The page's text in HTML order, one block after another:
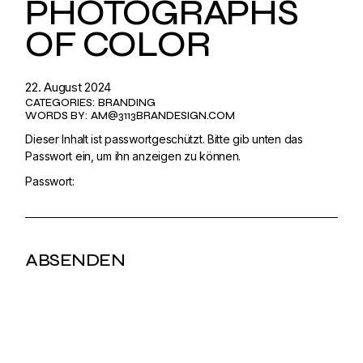
PHOTOGRAPHS
OF COLOR
22. August 2024
CATEGORIES: BRANDING
WORDS BY: AM@3113BRANDESIGN.COM
Dieser Inhalt ist passwortgeschützt. Bitte gib unten das
Passwort ein, um ihn anzeigen zu können.
Passwort: